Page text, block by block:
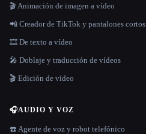
🎬 Animación de imagen a vídeo
📲 Creador de TikTok y pantalones cortos
🎞️ De texto a vídeo
🎤 Doblaje y traducción de vídeos
🎬 Edición de vídeo
🎧AUDIO Y VOZ
☎️ Agente de voz y robot telefónico